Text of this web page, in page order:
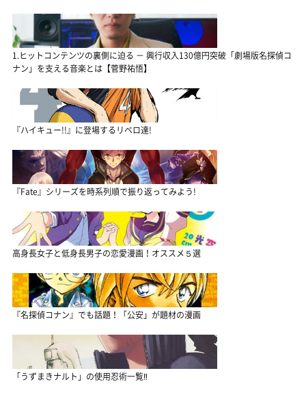
1.ヒットコンテンツの裏側に迫る － 興行収入130億円突破「劇場版名探偵コ
ナン」を支える音楽とは【菅野祐悟】
『ハイキュー!!』に登場するリベロ達!
『Fate』シリーズを時系列順で振り返ってみよう!
高身長女子と低身長男子の恋愛漫画！オススメ５選
『名探偵コナン』でも話題！「公安」が題材の漫画
「うずまきナルト」の使用忍術一覧‼